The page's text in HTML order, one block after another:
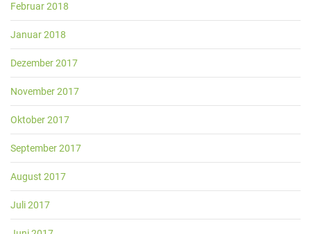
Februar 2018
Januar 2018
Dezember 2017
November 2017
Oktober 2017
September 2017
August 2017
Juli 2017